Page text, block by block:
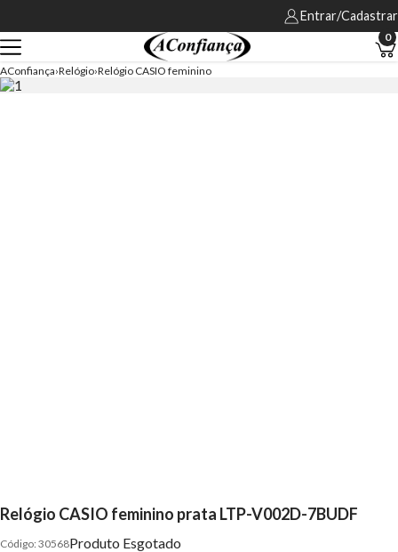
Entrar/Cadastrar
0
AConfiança Relógio Relógio CASIO feminino
Relógio CASIO feminino prata LTP-V002D-7BUDF
30568Produto Esgotado